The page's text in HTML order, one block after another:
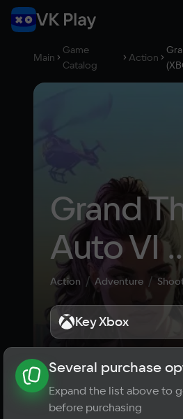
Main
Game
Catalog
Action
Grand
Auto VI
(XBOX)
Action Adventure
Key Xbox
About the game
? Player
No reviews
Key Xbox
Several purchase
Expand the list above to
before purchasing